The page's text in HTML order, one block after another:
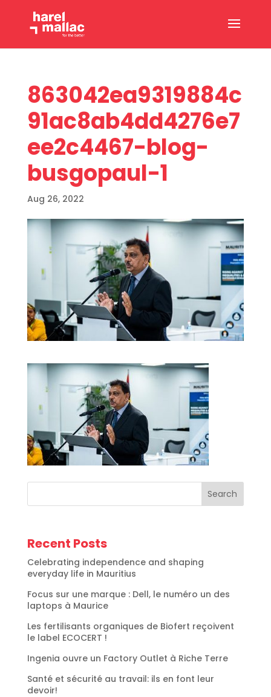
863042ea9319884c
91ac8ab4dd4276e7
ee2c4467-blog-
busgopaul-1
Aug 26, 2022
Search
Recent Posts
Celebrating independence and shaping
everyday life in Mauritius
Focus sur une marque : Dell, le numéro un des
laptops à Maurice
Les fertilisants organiques de Biofert reçoivent
le label ECOCERT !
Ingenia ouvre un Factory Outlet à Riche Terre
Santé et sécurité au travail: ils en font leur
devoir!